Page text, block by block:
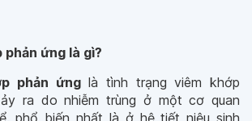
phản ứng là gì?
phản ứnglà tình trạng viêm khớp
ra do nhiễm trùng ở một cơ quan
phổ biến nhất là ở hệ tiết niệu sinh